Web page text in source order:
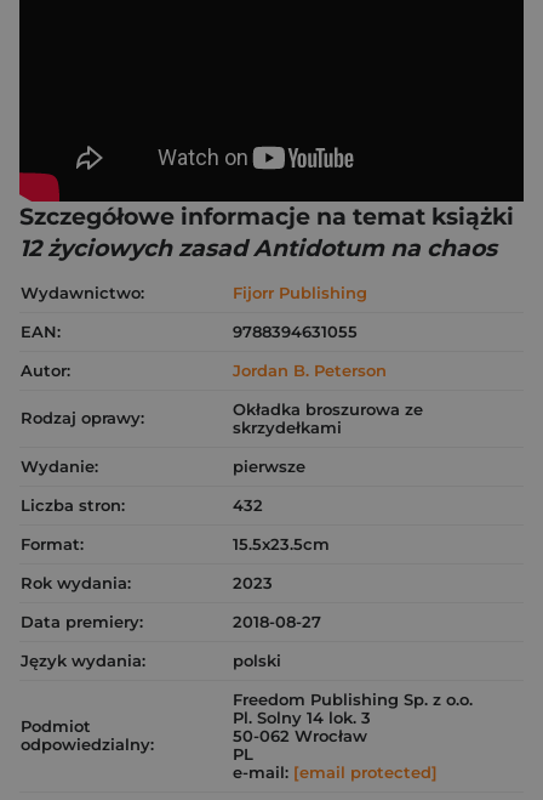
Szczegółowe informacje na temat książki
12 życiowych zasad Antidotum na chaos
Wydawnictwo:
Fijorr Publishing
EAN:
9788394631055
Autor:
Jordan B. Peterson
Rodzaj oprawy:
Okładka broszurowa ze
skrzydełkami
Wydanie:
pierwsze
Liczba stron:
432
Format:
15.5x23.5cm
Rok wydania:
2023
Data premiery:
2018-08-27
Język wydania:
polski
Podmiot
odpowiedzialny:
Freedom Publishing Sp. z o.o.
Pl. Solny 14 lok. 3
50-062 Wrocław
PL
e-mail: [email protected]